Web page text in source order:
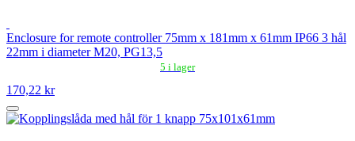
Enclosure for remote controller 75mm x 181mm x 61mm IP66 3 hål
22mm i diameter M20, PG13,5
5 i lager
170,22 kr